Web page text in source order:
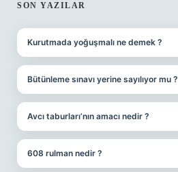
SIDEBAR
SON YAZILAR
Kurutmada yoğuşmalı ne demek ?
Bütünleme sınavı yerine sayılıyor mu ?
Avcı taburları’nın amacı nedir ?
608 rulman nedir ?